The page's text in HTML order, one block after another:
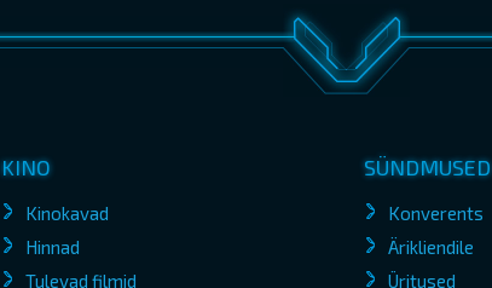
KINO
Kinokavad
Hinnad
Tulevad filmid
SÜNDMUSED
Konverents
Ärikliendile
Üritused